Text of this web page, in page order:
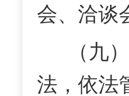
会、洽谈
（九
法，依法